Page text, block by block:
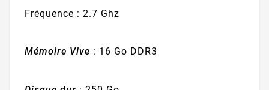
Fréquence : 2.7 Ghz
Mémoire Vive : 16 Go DDR3